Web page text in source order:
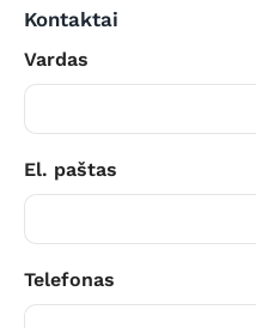
Kontaktai
Vardas
El. paštas
Telefonas